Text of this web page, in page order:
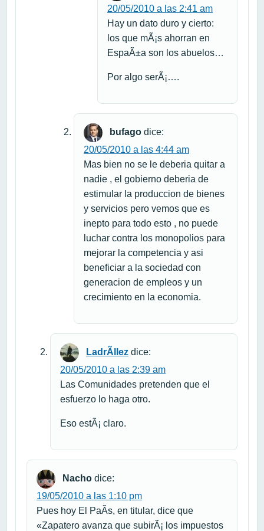
20/05/2010 a las 2:41 am
Hay un dato duro y cierto:
los que mÃ¡s ahorran en
EspaÃ±a son los abuelos…
Por algo serÃ¡….
bufago dice:
20/05/2010 a las 4:44 am
Mas bien no se le deberia quitar a
nadie , el gobierno deberia de
estimular la produccion de bienes
y servicios pero vemos que es
inepto para todo esto , no puede
luchar contra los monopolios para
mejorar la competencia y asi
beneficiar a la sociedad con
generacion de empleos y un
crecimiento en la economia.
LadrÃ­llez dice:
20/05/2010 a las 2:39 am
Las Comunidades pretenden que el
esfuerzo lo haga otro.
Eso estÃ¡ claro.
Nacho dice:
19/05/2010 a las 1:10 pm
Pues hoy El PaÃ­s, en titular, dice que
«Zapatero avanza que subirÃ¡ los impuestos